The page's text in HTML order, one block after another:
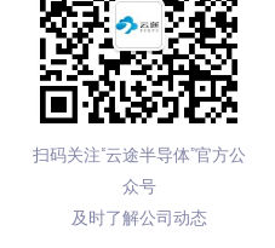
扫码关注“云途半导体”官方公
众号
及时了解公司动态